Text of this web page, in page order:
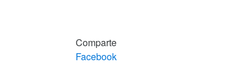
Comparte
Facebook